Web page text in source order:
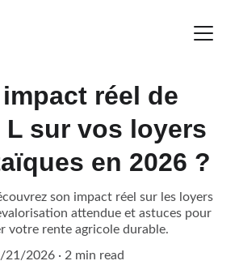
réel de
sur vos loyers
en 2026 ?
son impact réel sur les loyers
attendue et astuces pour
votre rente agricole durable.
21/2026
2 min read